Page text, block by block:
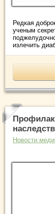
Редкая
ученым
излечить
Новости